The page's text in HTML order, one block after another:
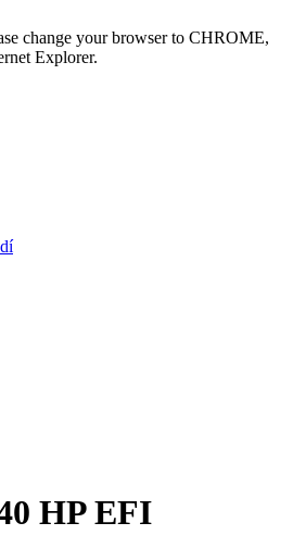
change your browser to CHROME,
Explorer.
HP EFI